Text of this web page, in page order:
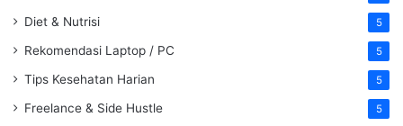
Diet & Nutrisi 5
Rekomendasi Laptop / PC 5
Tips Kesehatan Harian 5
Freelance & Side Hustle 5